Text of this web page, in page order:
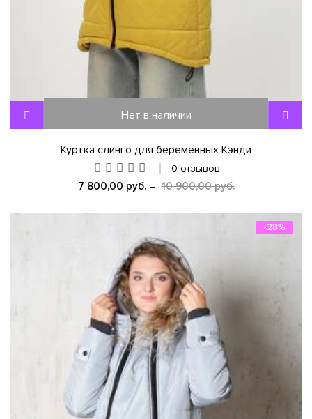
Нет в наличии
Куртка слинго для беременных Кэнди
0 отзывов
7 800,00 руб. 10 900,00 руб.
-28%